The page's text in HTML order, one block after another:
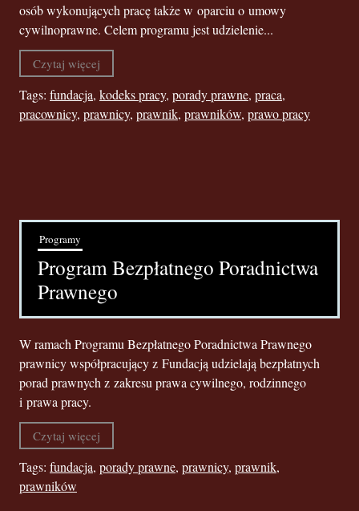
osób wykonujących pracę także w oparciu o umowy
cywilnoprawne. Celem programu jest udzielenie...
Czytaj więcej
Tags: fundacja, kodeks pracy, porady prawne, praca,
pracownicy, prawnicy, prawnik, prawników, prawo pracy
Programy
Program Bezpłatnego Poradnictwa
Prawnego
W ramach Programu Bezpłatnego Poradnictwa Prawnego
prawnicy współpracujący z Fundacją udzielają bezpłatnych
porad prawnych z zakresu prawa cywilnego, rodzinnego
i prawa pracy.
Czytaj więcej
Tags: fundacja, porady prawne, prawnicy, prawnik,
prawników